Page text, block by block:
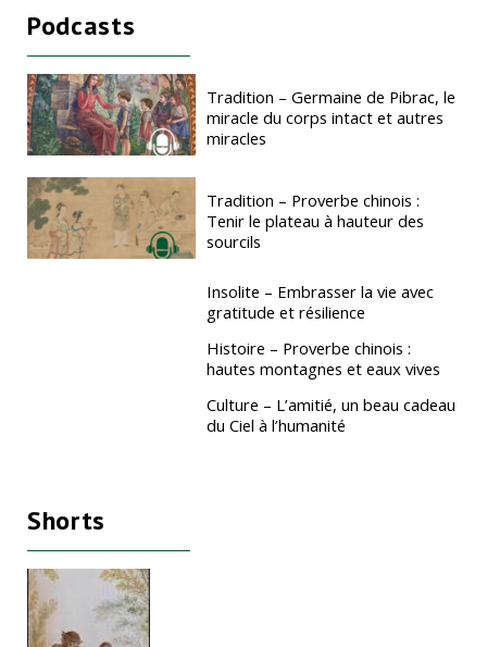
Podcasts
Tradition – Germaine de Pibrac, le
miracle du corps intact et autres
miracles
Tradition – Proverbe chinois :
Tenir le plateau à hauteur des
sourcils
Insolite – Embrasser la vie avec
gratitude et résilience
Histoire – Proverbe chinois :
hautes montagnes et eaux vives
Culture – L’amitié, un beau cadeau
du Ciel à l’humanité
Shorts